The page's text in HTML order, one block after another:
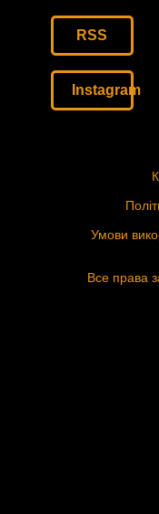
RSS
Instagram
Умови
Все права